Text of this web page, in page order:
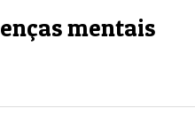
mentais